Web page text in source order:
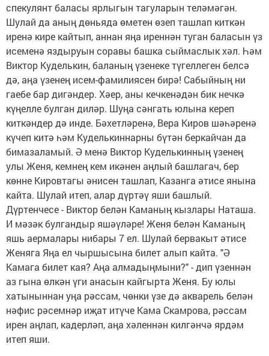
спекулянт баласы ярлыгын тагуларын теләмәгән.
Шулай да аның дөньяда өметен өзеп ташлап киткән
иренә кире кайтып, аннан яңа иреннән туган баласын үз
исеменә яздыруын соравы башка сыймаслык хәл. Һәм
Виктор Куделькин, баланың үзенеке түгеллеген белсә
дә, аңа үзенең исем-фамилиясен бирә! Сабыйның ни
гаебе бар дигәндер. Хәер, аны кечкенәдән бик нечкә
күңелле булган диләр. Шуңа сәнгать юлына кереп
киткәндер дә инде. Бәхетләренә, Вера Киров шәһәренә
күчеп китә һәм Куделькиннарны бүтән беркайчан да
бимазаламый. Ә менә Виктор Куделькинның үзенең
улы Женя, кемнең кем икәнен аңлый башлагач, бер
көнне Кировтагы әнисен ташлап, Казанга әтисе янына
кайта. Шулай итеп, алар дүртәү яши башлый.
Дүртенчесе - Виктор белән Каманың кызлары Наташа.
И мәзәк булгандыр яшәүләре! Женя белән Каманың
яшь аермалары нибары 7 ел. Шулай бервакыт әтисе
Женяга Яңа ел чыршысына билет алып кайта. "Ә
Камага билет кая? Аңа алмадыңмыни?" - дип үзеннән
аз гына өлкән үги анасын кайгырта Женя. Бу юлы
хатыныннан уңа рәссам, чөнки үзе дә акварель белән
нәфис рәсемнәр иҗат итүче Кама Скамрова, рәссам
ирен аңлап, кадерләп, аңа хәленнән килгәнчә ярдәм
итеп яши.